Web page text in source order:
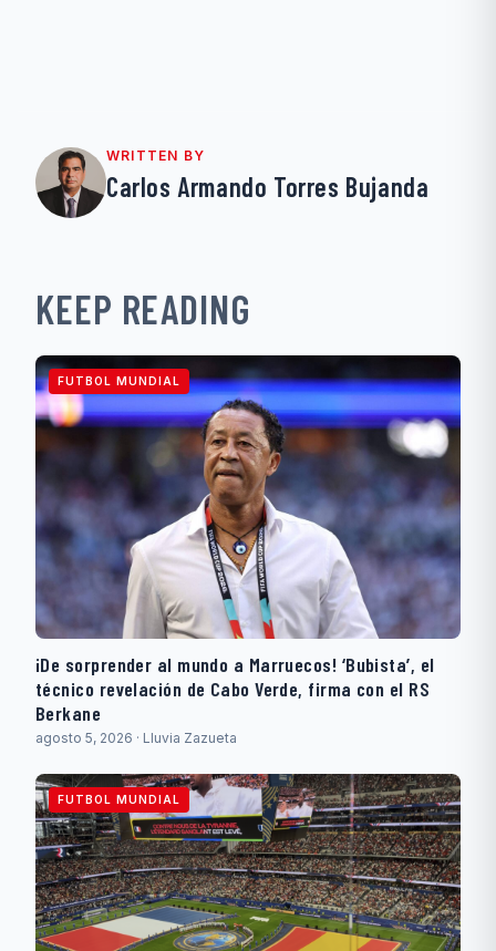
WRITTEN BY
Carlos Armando Torres Bujanda
KEEP READING
FUTBOL MUNDIAL
¡De sorprender al mundo a Marruecos! ‘Bubista’, el
técnico revelación de Cabo Verde, firma con el RS
Berkane
agosto 5, 2026 · Lluvia Zazueta
FUTBOL MUNDIAL